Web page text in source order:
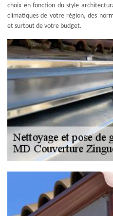
choix en fonction du style
climatiques de votre région, des
et surtout de votre budget.